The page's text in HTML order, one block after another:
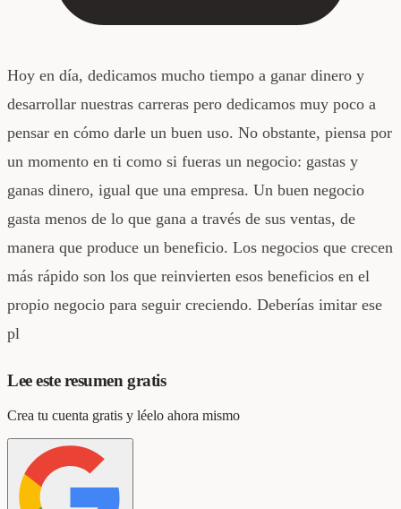
Hoy en día, dedicamos mucho tiempo a ganar dinero y
desarrollar nuestras carreras pero dedicamos muy poco a
pensar en cómo darle un buen uso. No obstante, piensa por
un momento en ti como si fueras un negocio: gastas y
ganas dinero, igual que una empresa. Un buen negocio
gasta menos de lo que gana a través de sus ventas, de
manera que produce un beneficio. Los negocios que crecen
más rápido son los que reinvierten esos beneficios en el
propio negocio para seguir creciendo. Deberías imitar ese
pl
Lee este resumen gratis
Crea tu cuenta gratis y léelo ahora mismo